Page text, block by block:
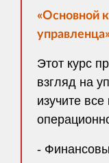
«Основной
Этот курс
взгляд на
изучите
-